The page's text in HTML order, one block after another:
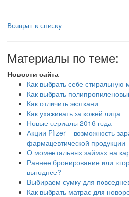
Возврат к списку
Материалы по теме:
Новости сайта
Как выбрать себе стиральную
Как выбрать
Как отличить экоткани
Как ухаживать за кожей лица
Новые сериалы 2016 года
Акции Pfizer – возможность
фармацевтической продукции
О моментальных займах на
Раннее бронирование или
выгоднее?
Выбираем сумку для
Как выбрать матрас для